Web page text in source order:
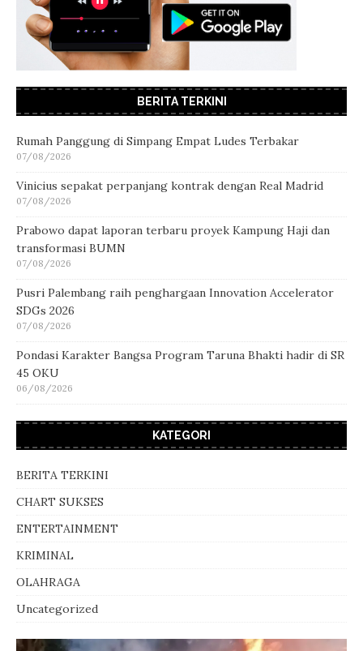
BERITA TERKINI
Rumah Panggung di Simpang Empat Ludes Terbakar
07/08/2026
Vinicius sepakat perpanjang kontrak dengan Real Madrid
07/08/2026
Prabowo dapat laporan terbaru proyek Kampung Haji dan
transformasi BUMN
07/08/2026
Pusri Palembang raih penghargaan Innovation Accelerator
SDGs 2026
07/08/2026
Pondasi Karakter Bangsa Program Taruna Bhakti hadir di SR
45 OKU
06/08/2026
KATEGORI
BERITA TERKINI
CHART SUKSES
ENTERTAINMENT
KRIMINAL
OLAHRAGA
Uncategorized